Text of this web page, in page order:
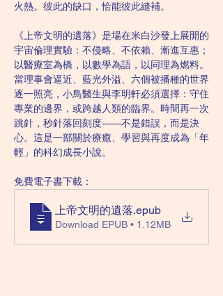
火熱。彼此的缺口，恰能彼此縫補。
《上帝文明的遺落》是場在米白沙發上展開的
宇宙倫理實驗：不侵略、不依賴、漸進互惠；
以醫療室為橋，以數學為語，以同理為燃料。
當理事會逼近、藍光外溢、六個被播種的世界
逐一照亮，小鳥醫生與李明軒必須選擇：守住
專業的邊界，或跨越人類的臨界。時間再一次
跳針，秒針落回刻度——不是錯誤，而是決
心。這是一部關於療癒、學習與再度成為「年
輕」的科幻成長小說。
免費電子書下載：
上帝文明的遺落.epub
Download EPUB • 1.12MB